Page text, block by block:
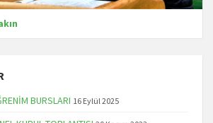
BURSLARI 16 Eylül 2025